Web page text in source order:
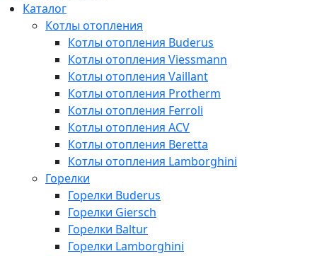
Каталог
Котлы отопления
Котлы отопления Buderus
Котлы отопления Viessmann
Котлы отопления Vaillant
Котлы отопления Protherm
Котлы отопления Ferroli
Котлы отопления ACV
Котлы отопления Beretta
Котлы отопления Lamborghini
Горелки
Горелки Buderus
Горелки Giersch
Горелки Baltur
Горелки Lamborghini